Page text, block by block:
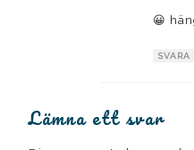
😀
SVARA
Lämna ett svar